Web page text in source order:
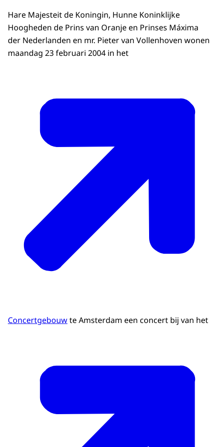
Hare Majesteit de Koningin, Hunne Koninklijke
Hoogheden de Prins van Oranje en Prinses Máxima
der Nederlanden en mr. Pieter van Vollenhoven wonen
maandag 23 februari 2004 in het
Concertgebouwte Amsterdam een concert bij van het